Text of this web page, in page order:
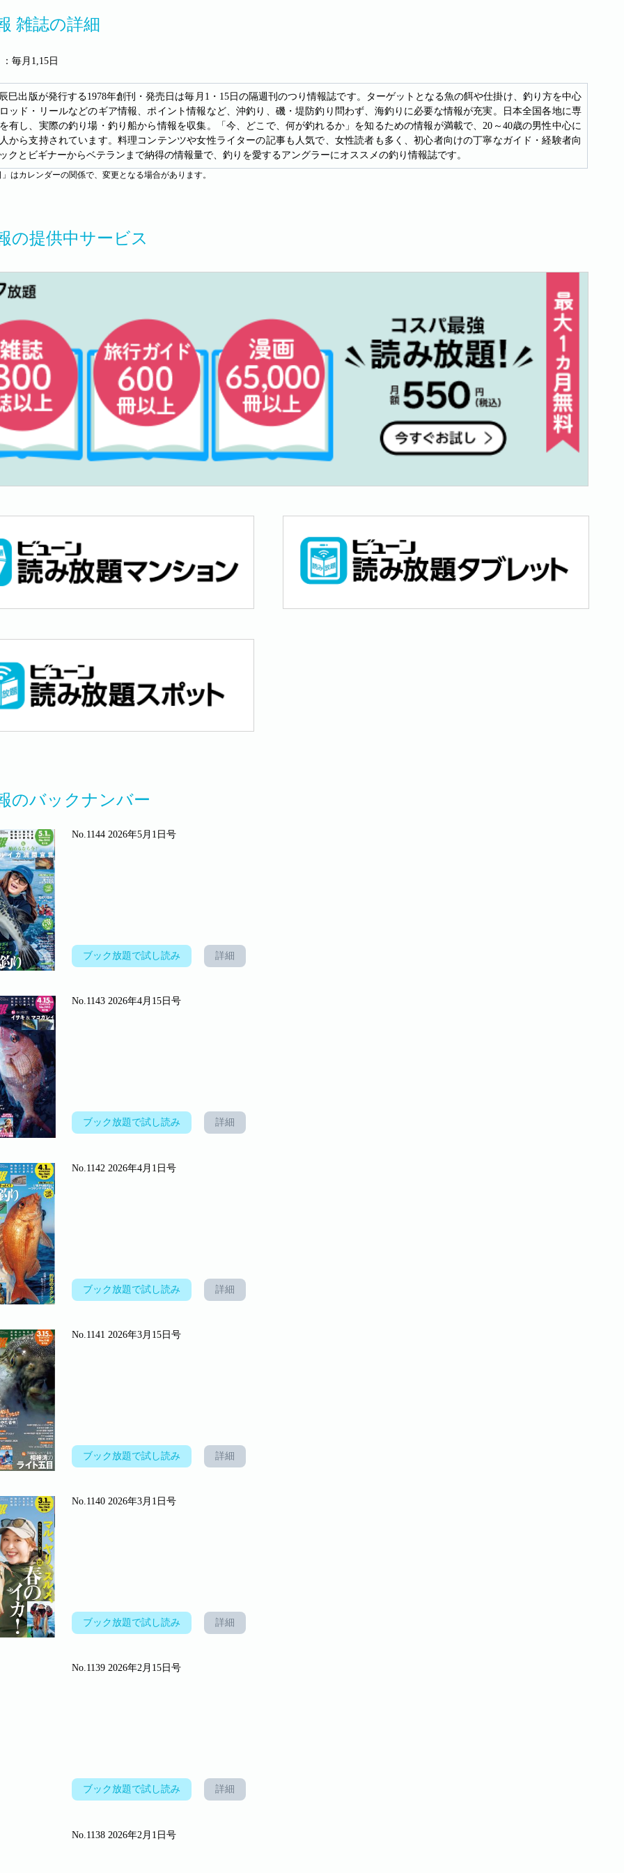
雑誌の詳細
毎月1,15日
巳出版が発行する1978年創刊・発売日は毎月1・15日の隔週刊のつり情報誌です。ターゲットとなる魚の餌や仕掛け、釣り方を中心
ッド・リールなどのギア情報、ポイント情報など、沖釣り、磯・堤防釣り問わず、海釣りに必要な情報が充実。日本全国各地に専
有し、実際の釣り場・釣り船から情報を収集。「今、どこで、何が釣れるか」を知るための情報が満載で、20～40歳の男性中心に
から支持されています。料理コンテンツや女性ライターの記事も人気で、女性読者も多く、初心者向けの丁寧なガイド・経験者向
クとビギナーからベテランまで納得の情報量で、釣りを愛するアングラーにオススメの釣り情報誌です。
はカレンダーの関係で、変更となる場合があります。
の提供中サービス
のバックナンバー
No.1144 2026年5月1日号
ブック放題で試し読み 詳細
No.1143 2026年4月15日号
ブック放題で試し読み 詳細
No.1142 2026年4月1日号
ブック放題で試し読み 詳細
No.1141 2026年3月15日号
ブック放題で試し読み 詳細
No.1140 2026年3月1日号
ブック放題で試し読み 詳細
No.1139 2026年2月15日号
ブック放題で試し読み 詳細
No.1138 2026年2月1日号